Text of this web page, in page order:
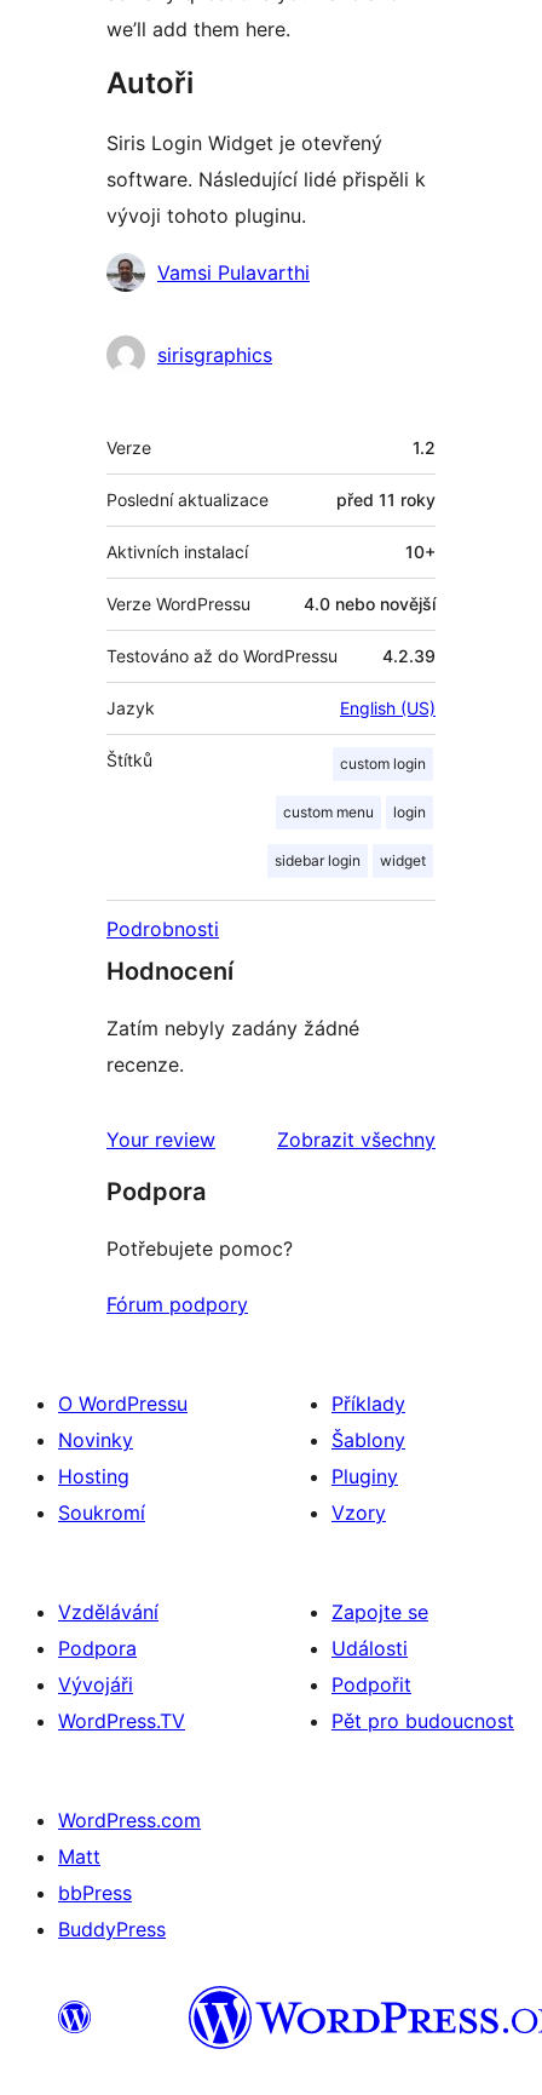
we’ll add them here.
Autoři
Siris Login Widget je otevřený
software. Následující lidé přispěli k
vývoji tohoto pluginu.
Spolupracovníci
Vamsi Pulavarthi
sirisgraphics
Meta
Verze 1.2
Poslední aktualizace před 11 roky
Aktivních instalací 10+
Verze WordPressu 4.0 nebo novější
Testováno až do WordPressu 4.2.39
Jazyk English (US)
Štítků custom login
custom menu login
sidebar login widget
Podrobnosti
Hodnocení
Zatím nebyly zadány žádné
recenze.
Your review Zobrazit všechnyrecenze
Podpora
Potřebujete pomoc?
Fórum podpory
O WordPressu
Novinky
Hosting
Soukromí
Příklady
Šablony
Pluginy
Vzory
Vzdělávání
Podpora
Vývojáři
WordPress.TV
Zapojte se
Události
Podpořit
Pět pro budoucnost
WordPress.com
Matt
bbPress
BuddyPress